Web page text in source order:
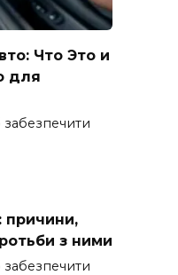
Что Это и
для
причини,
з ними